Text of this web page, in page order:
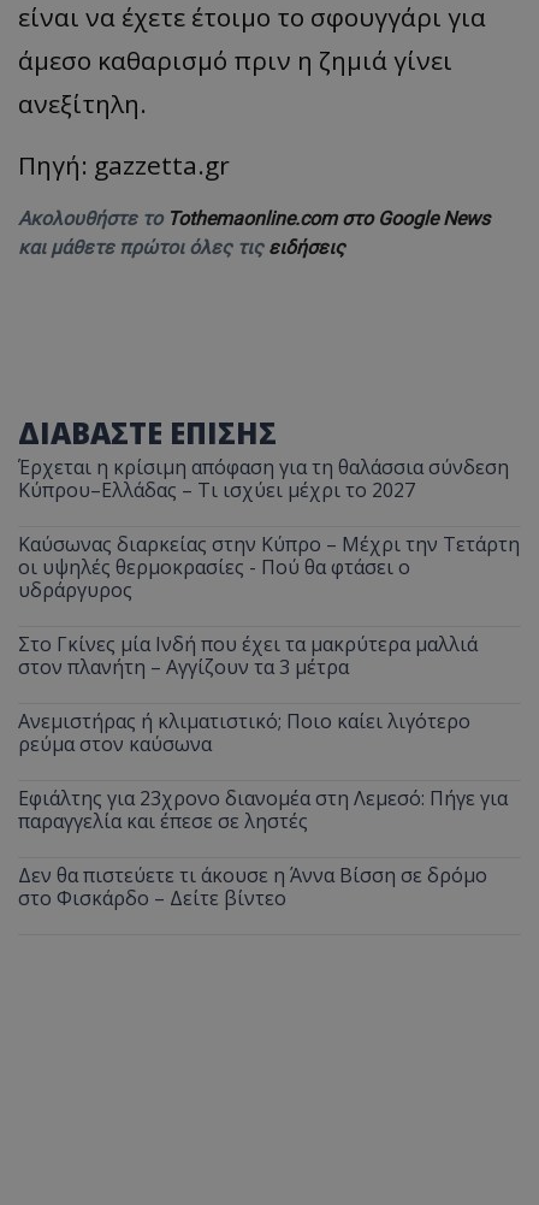
είναι να έχετε έτοιμο το σφουγγάρι για
άμεσο καθαρισμό πριν η ζημιά γίνει
ανεξίτηλη.
Πηγή: gazzetta.gr
Ακολουθήστε το Tothemaonline.com στο Google News
και μάθετε πρώτοι όλες τις ειδήσεις
ΔΙΑΒΑΣΤΕ ΕΠΙΣΗΣ
Έρχεται η κρίσιμη απόφαση για τη θαλάσσια σύνδεση
Κύπρου–Ελλάδας – Τι ισχύει μέχρι το 2027
Καύσωνας διαρκείας στην Κύπρο – Μέχρι την Τετάρτη
οι υψηλές θερμοκρασίες - Πού θα φτάσει ο
υδράργυρος
Στο Γκίνες μία Ινδή που έχει τα μακρύτερα μαλλιά
στον πλανήτη – Αγγίζουν τα 3 μέτρα
Ανεμιστήρας ή κλιματιστικό; Ποιο καίει λιγότερο
ρεύμα στον καύσωνα
Εφιάλτης για 23χρονο διανομέα στη Λεμεσό: Πήγε για
παραγγελία και έπεσε σε ληστές
Δεν θα πιστεύετε τι άκουσε η Άννα Βίσση σε δρόμο
στο Φισκάρδο – Δείτε βίντεο